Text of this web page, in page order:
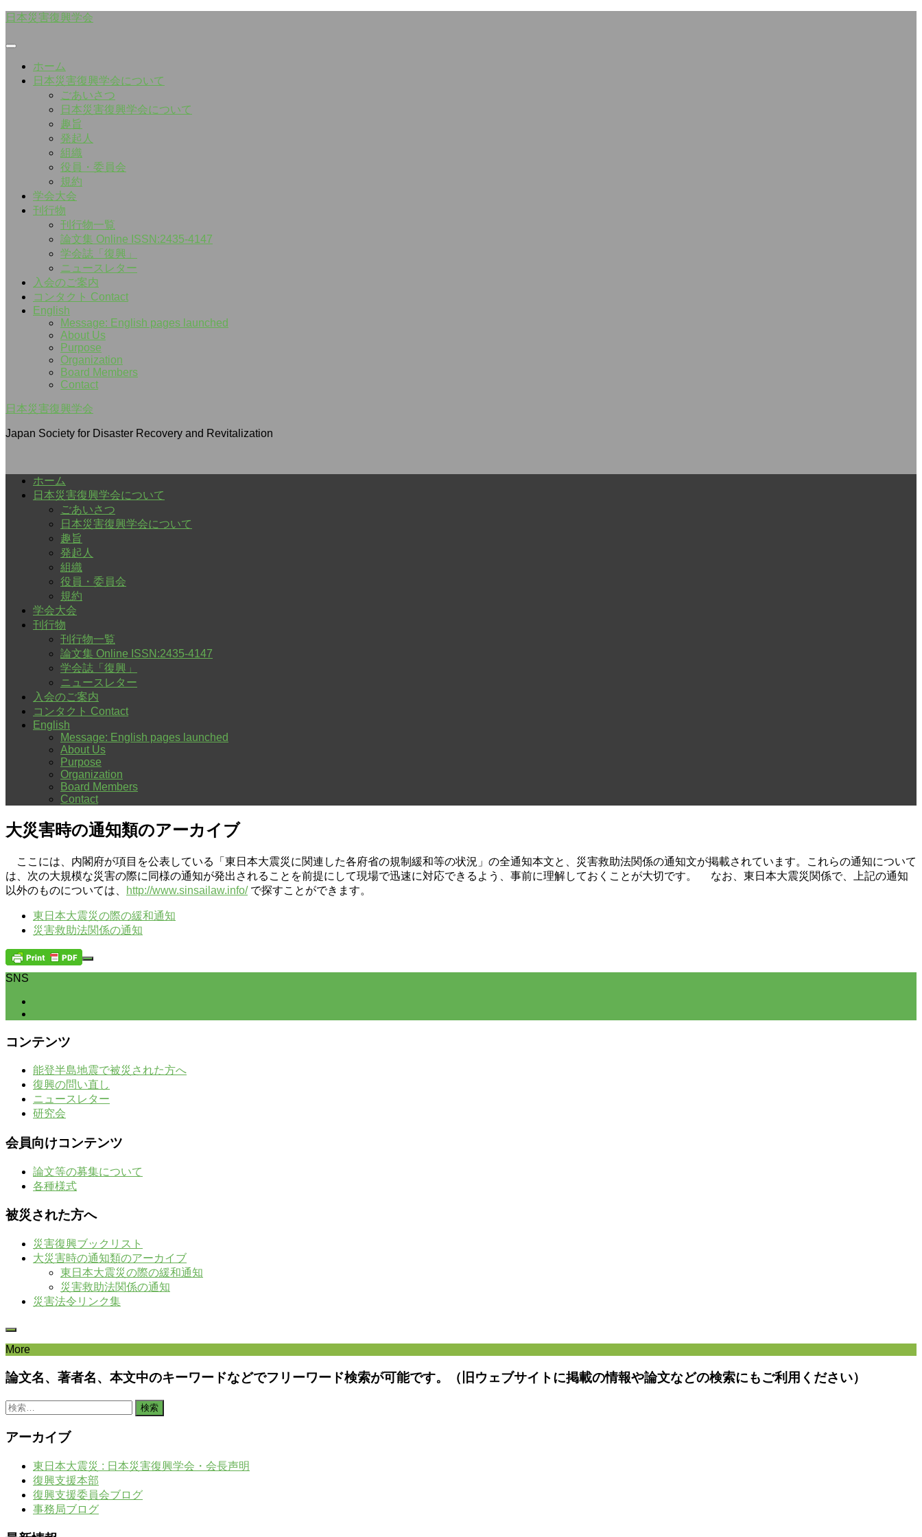
Skip
日本災害復興学会
ホーム
日本災害復興学会について
ごあいさつ
日本災害復興学会について
趣旨
発起人
組織
役員・委員会
規約
学会大会
刊行物
刊行物一覧
論文集 Online ISSN:2435-4147
学会誌「復興」
ニュースレター
入会のご案内
コンタクト Contact
English
Message: English pages launched
About Us
Purpose
Organization
Board Members
Contact
日本災害復興学会
Japan Society for Disaster Recovery and Revitalization
ホーム
日本災害復興学会について
ごあいさつ
日本災害復興学会について
趣旨
発起人
組織
役員・委員会
規約
学会大会
刊行物
刊行物一覧
論文集 Online ISSN:2435-4147
学会誌「復興」
ニュースレター
入会のご案内
コンタクト Contact
English
Message: English pages launched
About Us
Purpose
Organization
Board Members
Contact
大災害時の通知類のアーカイブ
ここには、内閣府が項目を公表している「東日本大震災に関連した各府省の規制緩和等の状況」の全通知本文と、災害救助法関係の通知文が掲載されています。これらの通知について
は、次の大規模な災害の際に同様の通知が発出されることを前提にして現場で迅速に対応できるよう、事前に理解しておくことが大切です。 なお、東日本大震災関係で、上記の通知
以外のものについては、
http://www.sinsailaw.info/で探すことができます。
東日本大震災の際の緩和通知
災害救助法関係の通知
SNS
コンテンツ
能登半島地震で被災された方へ
復興の問い直し
ニュースレター
研究会
会員向けコンテンツ
論文等の募集について
各種様式
被災された方へ
災害復興ブックリスト
大災害時の通知類のアーカイブ
東日本大震災の際の緩和通知
災害救助法関係の通知
災害法令リンク集
More
論文名、著者名、本文中のキーワードなどでフリーワード検索が可能です。（旧ウェブサイトに掲載の情報や論文などの検索にもご利用ください）
検
アーカイブ
東日本大震災 : 日本災害復興学会・会長声明
復興支援本部
復興支援委員会ブログ
事務局ブログ